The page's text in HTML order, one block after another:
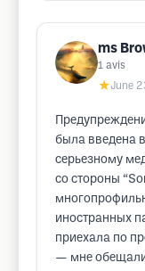
ms
1 avis
★June
была введена
серьезному
со стороны
иностранных
приехала по
— мне обещали